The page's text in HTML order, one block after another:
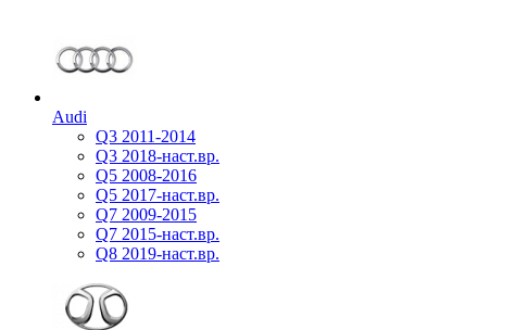
Audi
Q3 2011-2014
Q3 2018-наст.вр.
Q5 2008-2016
Q5 2017-наст.вр.
Q7 2009-2015
Q7 2015-наст.вр.
Q8 2019-наст.вр.